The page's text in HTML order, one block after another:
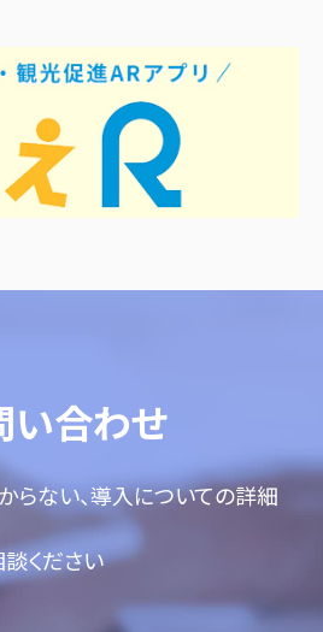
い合わせ
らない、導入についての詳細
ください